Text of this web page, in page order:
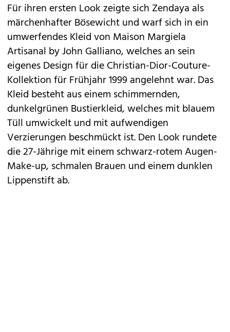
Für ihren ersten Look zeigte sich Zendaya als
märchenhafter Bösewicht und warf sich in ein
umwerfendes Kleid von Maison Margiela
Artisanal by John Galliano, welches an sein
eigenes Design für die Christian-Dior-Couture-
Kollektion für Frühjahr 1999 angelehnt war. Das
Kleid besteht aus einem schimmernden,
dunkelgrünen Bustierkleid, welches mit blauem
Tüll umwickelt und mit aufwendigen
Verzierungen beschmückt ist. Den Look rundete
die 27-Jährige mit einem schwarz-rotem Augen-
Make-up, schmalen Brauen und einem dunklen
Lippenstift ab.